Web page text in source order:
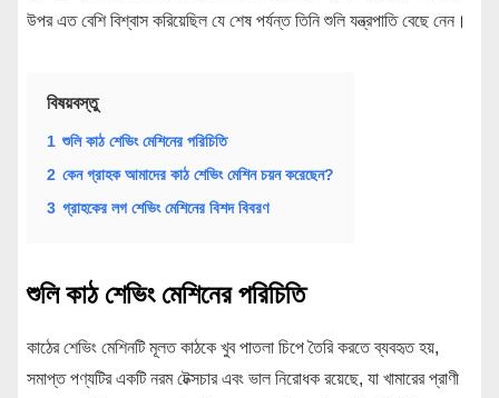
উপর এত বেশি বিশ্বাস করিয়েছিল যে শেষ পর্যন্ত তিনি শুলি যন্ত্রপাতি বেছে নেন।
বিষয়বস্তু
1 শুলি কাঠ শেভিং মেশিনের পরিচিতি
2 কেন গ্রাহক আমাদের কাঠ শেভিং মেশিন চয়ন করেছেন?
3 গ্রাহকের লগ শেভিং মেশিনের বিশদ বিবরণ
শুলি কাঠ শেভিং মেশিনের পরিচিতি
কাঠের শেভিং মেশিনটি মূলত কাঠকে খুব পাতলা চিপে তৈরি করতে ব্যবহৃত হয়,
সমাপ্ত পণ্যটির একটি নরম টেক্সচার এবং ভাল নিরোধক রয়েছে, যা খামারের প্রাণী